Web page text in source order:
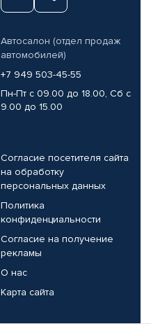
Автосалон (отдел продаж
автомобилей)
+7 949 503-45-55
Пн-Пт с 09.00 до 18.00, Сб с
9.00 до 15.00
Согласие посетителя сайта
на обработку
персональных данных
Политика
конфиденциальности
Согласие на получение
рекламы
О нас
Карта сайта